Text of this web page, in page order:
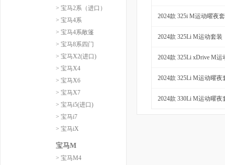
> 宝马2系（进口）
> 宝马4系
> 宝马4系敞篷
> 宝马8系四门
> 宝马X2(进口)
> 宝马X4
> 宝马X6
> 宝马X7
> 宝马i5(进口)
> 宝马i7
> 宝马iX
宝马M
> 宝马M4
2024款 325i M运动曜夜
2024款 325Li M运动套装
2024款 325Li xDrive M运
2024款 325Li M运动曜夜
2024款 330Li M运动曜夜